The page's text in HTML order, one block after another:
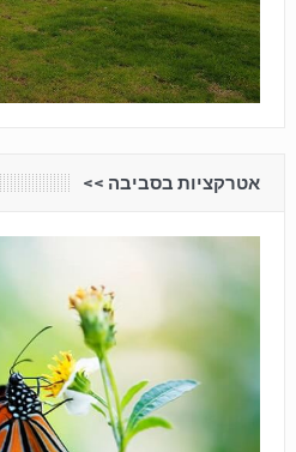
אטרקציות בסביבה <<